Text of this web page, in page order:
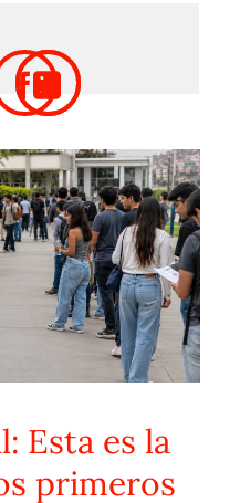
Esta es la
primeros